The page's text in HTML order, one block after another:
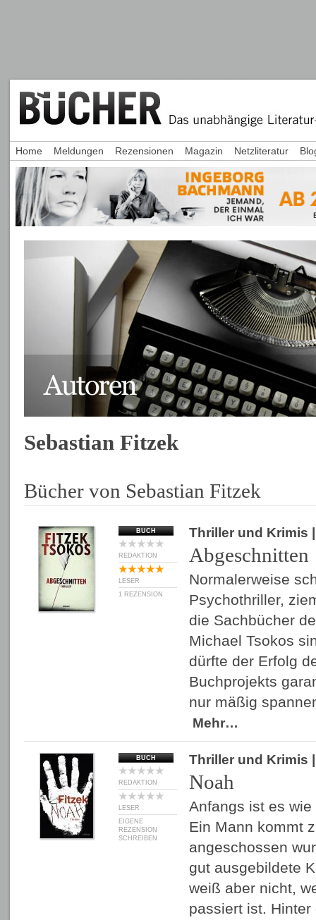
Sebastian Fitzek
Bücher von Sebastian Fitzek
BUCH
REDAKTION
LESER
1 REZENSION
Thriller und Krimis
Abgeschnitten
Normalerweise
Psychothriller,
die Sachbücher
Michael Tsokos
dürfte der Erfolg
Buchprojekts
nur mäßig
Mehr…
BUCH
REDAKTION
LESER
EIGENE
REZENSION
SCHREIBEN
Thriller und Krimis
Noah
Anfangs ist es
Ein Mann kommt
angeschossen
gut ausgebildete
weiß aber nicht,
passiert ist.
Home Meldungen Rezensionen Magazin Netzliteratur